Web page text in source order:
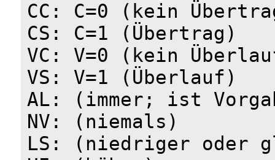
CC: C=0 (kein
CS: C=1 (Übertrag)
VC: V=0 (kein
VS: V=1 (Überlauf)
AL: (immer; ist
NV: (niemals)
LS: (niedriger oder